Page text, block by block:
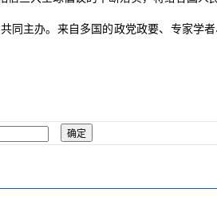
同主办。来自多国的政党政要、专家学